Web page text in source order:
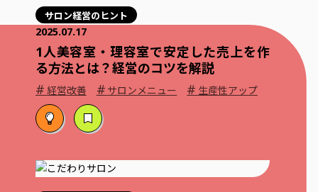
サロン経営のヒント
2025.07.17
1人美容室・理容室で安定した売上を作
る方法とは？経営のコツを解説
# 経営改善 # サロンメニュー # 生産性アップ